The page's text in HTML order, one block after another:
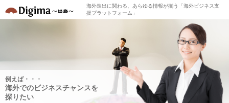
海外進出に関わる、あらゆる情報が揃う「海外ビジネス支
援プラットフォーム」
例えば・・・
海外でのビジネスチャンスを
探りたい